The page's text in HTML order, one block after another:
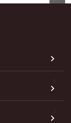
ッ
プ
へ